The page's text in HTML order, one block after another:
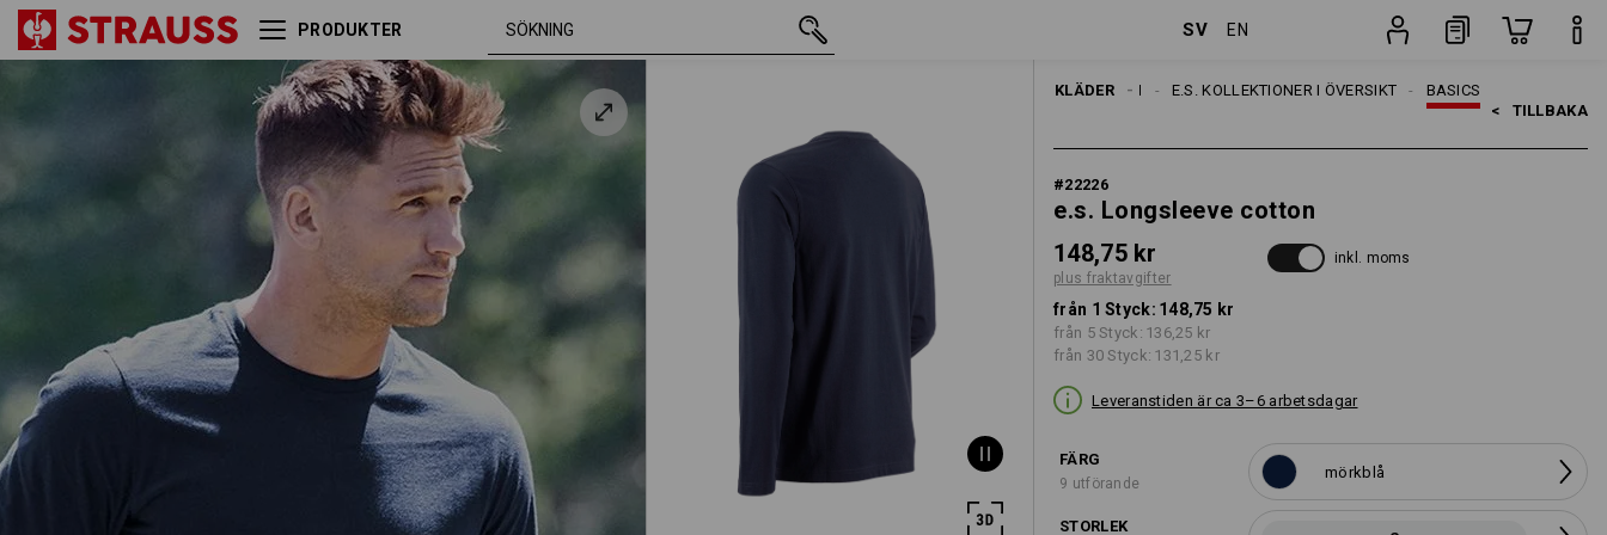
PRODUKTER SV EN
KLÄDER BASICS
E.S. KOLLEKTIONER I ÖVERSIKT
TEMAN
HERRAR
< TILLBAKA
#22226
e.s. Longsleeve cotton
148,75 kr
plus fraktavgifter
inkl. moms
från 1 Styck: 148,75 kr
från 5 Styck: 136,25 kr
från 30 Styck: 131,25 kr
Leveranstiden är ca 3–6 arbetsdagar
FÄRG
9 utförande
mörkblå
STORLEK
e.s. Longsleeve cotton mörkblå S 148,75 kr